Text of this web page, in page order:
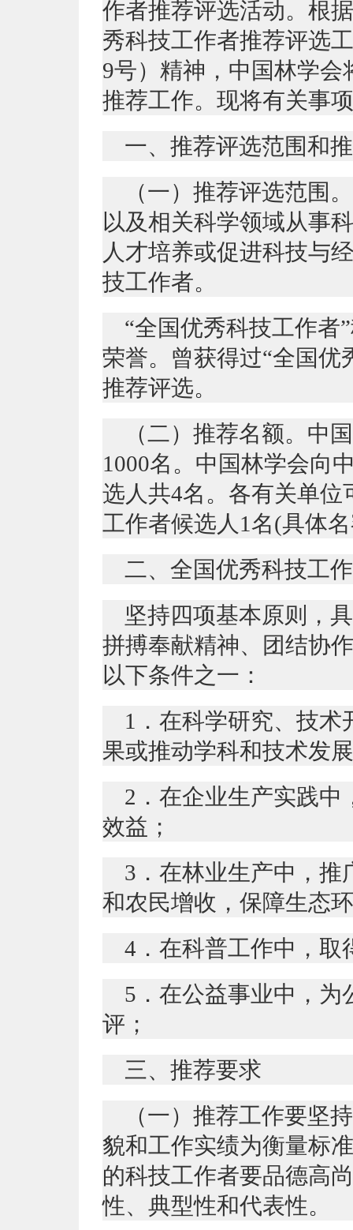
作者推荐评选活动。根
秀科技工作者推荐评选
9号）精神，中国林学
推荐工作。现将有关事
一、推荐评选范围和
（一）推荐评选范围
以及相关科学领域从事
人才培养或促进科技与
技工作者。
“全国优秀科技工作者
荣誉。曾获得过“全国优
推荐评选。
（二）推荐名额。中
1000名。中国林学会向
选人共4名。各有关单
工作者候选人1名(具体
二、全国优秀科技工
坚持四项基本原则，
拼搏奉献精神、团结协
以下条件之一：
1．在科学研究、技
果或推动学科和技术发
2．在企业生产实践中
效益；
3．在林业生产中，推
和农民增收，保障生态
4．在科普工作中，取
5．在公益事业中，为
评；
三、推荐要求
（一）推荐工作要坚
貌和工作实绩为衡量标
的科技工作者要品德高
性、典型性和代表性。